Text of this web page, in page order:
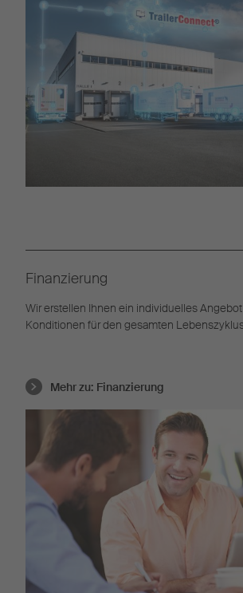
Finanzierung
Wir erstellen Ihnen ein individuelles
Konditionen für den gesamten
Mehr zu: Finanzierung